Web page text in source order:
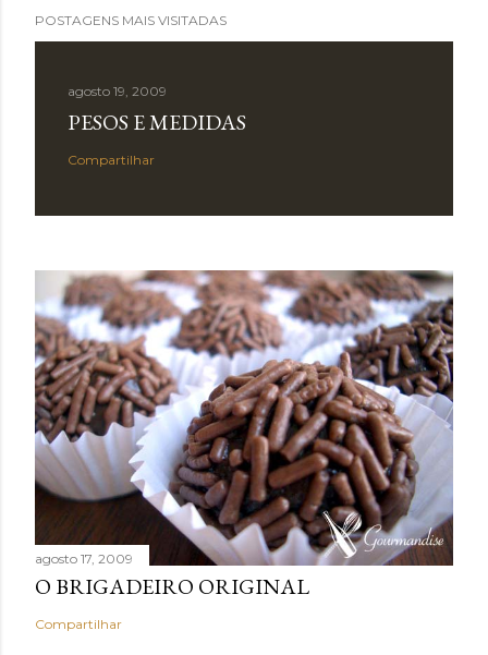
POSTAGENS MAIS VISITADAS
agosto 19, 2009
PESOS E MEDIDAS
Compartilhar
agosto 17, 2009
O BRIGADEIRO ORIGINAL
Compartilhar